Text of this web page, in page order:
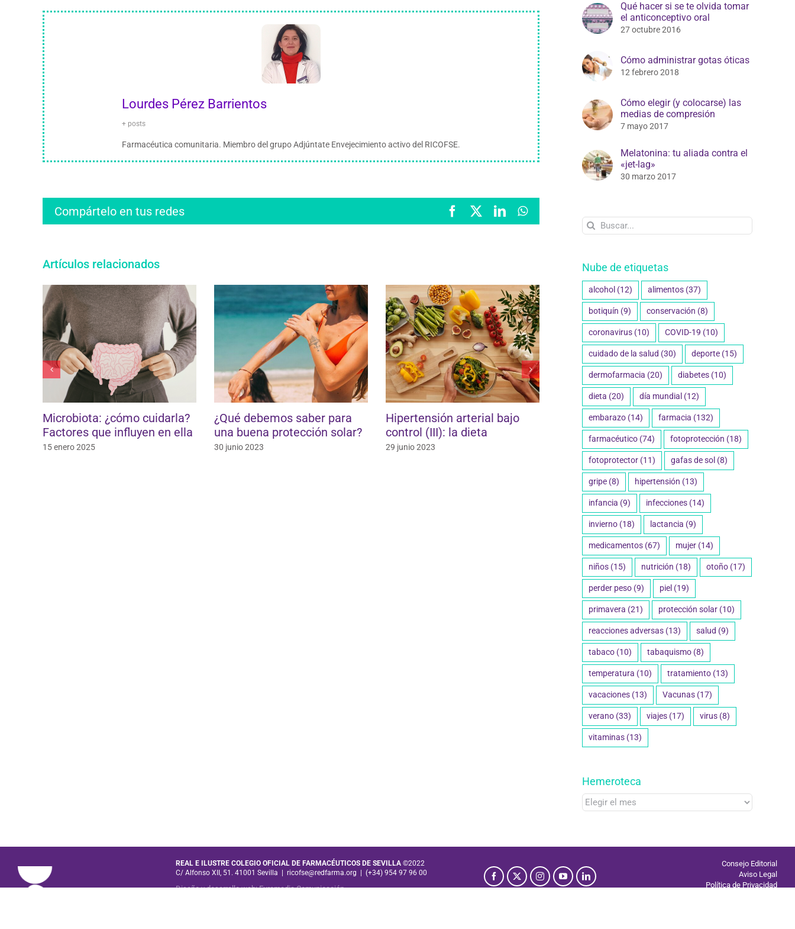
Lourdes Pérez Barrientos
+ posts
Farmacéutica comunitaria. Miembro del grupo Adjúntate Envejecimiento activo del RICOFSE.
Compártelo en tus redes FacebookLinkedInWhatsApp
Artículos relacionados
¿cómo cuidarla?
que influyen en ella
enero 2025
¿Qué debemos saber para
una buena protección solar?
30 junio 2023
Hipertensión arterial bajo
control (III): la dieta
29 junio 2023
Lactosa en medicamentos y
alimentos: lo que debes
saber para cuidar tu salud
Salud Sexual: El rol
farmacéutico en la
educación y
27 enero 2025
Qué hacer si se te olvida tomar
el anticonceptivo oral
27 octubre 2016
Cómo administrar gotas óticas
12 febrero 2018
Cómo elegir (y colocarse) las
medias de compresión
7 mayo 2017
Melatonina: tu aliada contra el
«jet-lag»
30 marzo 2017
Buscar:
Nube de etiquetas
alcohol (12) alimentos (37)
botiquín (9) conservación (8)
coronavirus (10) COVID-19 (10)
cuidado de la salud (30) deporte (15)
dermofarmacia (20) diabetes (10)
dieta (20) día mundial (12)
embarazo (14) farmacia (132)
farmacéutico (74) fotoprotección (18)
fotoprotector (11) gafas de sol (8)
gripe (8) hipertensión (13)
infancia (9) infecciones (14)
invierno (18) lactancia (9)
medicamentos (67) mujer (14)
niños (15) nutrición (18) otoño (17)
perder peso (9) piel (19)
primavera (21) protección solar (10)
reacciones adversas (13) salud (9)
tabaco (10) tabaquismo (8)
temperatura (10) tratamiento (13)
vacaciones (13) Vacunas (17)
verano (33) viajes (17) virus (8)
vitaminas (13)
Hemeroteca
Hemeroteca
REAL E ILUSTRE COLEGIO OFICIAL DE FARMACÉUTICOS DE SEVILLA ©2022
C/ Alfonso XII, 51. 41001 Sevilla |ricofse@redfarma.org |(+34) 954 97 96 00
Diseño y desarrollo web:Euromedia Comunicación
Consejo Editorial
Aviso Legal
Política de Privacidad